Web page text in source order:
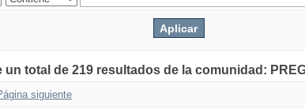
un total de 219 resultados de la comunidad:
siguiente